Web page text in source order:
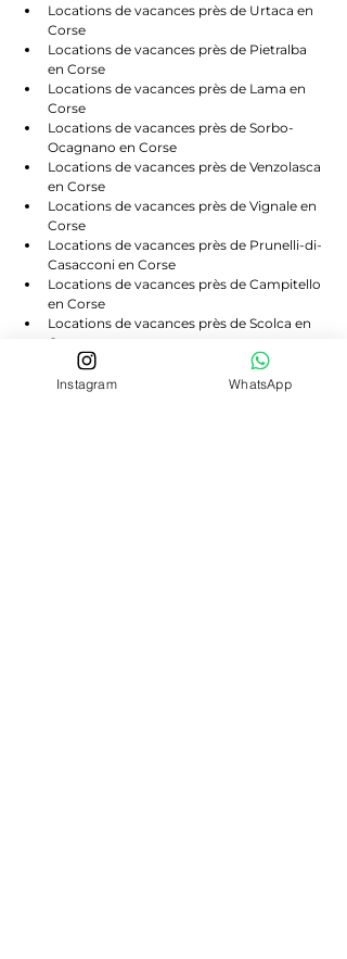
Locations de vacances près de Urtaca en
Corse
Locations de vacances près de Pietralba
en Corse
Locations de vacances près de Lama en
Corse
Locations de vacances près de Sorbo-
Ocagnano en Corse
Locations de vacances près de Venzolasca
en Corse
Locations de vacances près de Vignale en
Corse
Locations de vacances près de Prunelli-di-
Casacconi en Corse
Locations de vacances près de Campitello
en Corse
Locations de vacances près de Scolca en
Corse
Locations de vacances près de Volpajola
en Corse
Instagram WhatsApp